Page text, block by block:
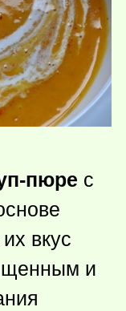
пюре с
вкус
и